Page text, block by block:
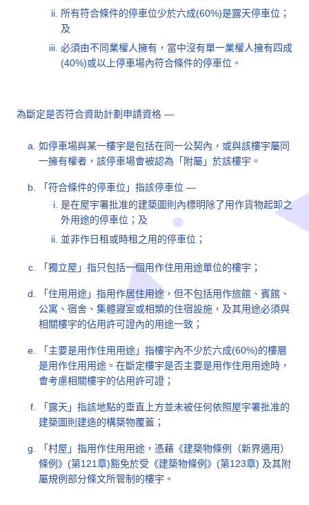
所有符合條件的停車位少於六成(60%)是露天停車位；
及
必須由不同業權人擁有，當中沒有單一業權人擁有四成
(40%)或以上停車場內符合條件的停車位。
為斷定是否符合資助計劃申請資格 —
如停車場與某一樓宇是包括在同一公契內，或與該樓宇屬同
一擁有權者，該停車場會被認為「附屬」於該樓宇。
「符合條件的停車位」指該停車位 —
是在屋宇署批准的建築圖則內標明除了用作貨物起卸之
外用途的停車位；及
並非作日租或時租之用的停車位；
「獨立屋」指只包括一個用作住用用途單位的樓宇；
「住用用途」指用作居住用途，但不包括用作旅館、賓館、
公寓、宿舍、集體寢室或相類的住宿設施，及其用途必須與
相關樓宇的佔用許可證內的用途一致；
「主要是用作住用用途」指樓宇內不少於六成(60%)的樓層
是用作住用用途。在斷定樓宇是否主要是用作住用用途時，
會考慮相關樓宇的佔用許可證；
「露天」指該地點的垂直上方並未被任何依照屋宇署批准的
建築圖則建造的構築物覆蓋；
「村屋」指用作住用用途，憑藉《建築物條例（新界適用）
條例》(第121章)豁免於受《建築物條例》(第123章) 及其附
屬規例部分條文所管制的樓宇。